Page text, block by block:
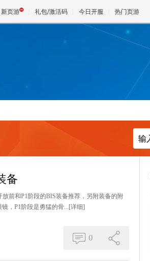
新页游 礼包/激活码 今日开服 热门页游
天堂
王权与自由
备
前和P1阶段的BIS装备推荐，另附装备的附
，P1阶段是勇猛的骨... [详细]
0